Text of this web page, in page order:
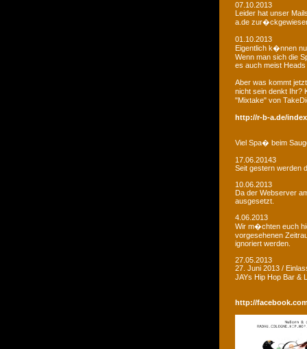
07.10.2013
Leider hat unser
a.de
01.10.2013
Eigentlich k�nnen
Wenn man sich die
es auch meist
Aber was kommt
nicht sein denkt Ihr?
"Mixtake" von
http://r-b-a.de/
Viel Spa� beim
17.06.20143
Seit gestern werden
10.06.2013
Da der Webserver
ausgesetzt.
4.06.2013
Wir m�chten euch
vorgesehenen
ignoriert werden.
27.05.2013
27. Juni 2013 /
JAYs Hip Hop Bar &
http://